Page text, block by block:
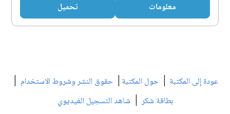
معلومات تحميل
عودة إلى المكتبة | حول المكتبة | حقوق النشر وشروط الاستخدام |
بطاقة شكر| شاهد التسجيل الفيديوي